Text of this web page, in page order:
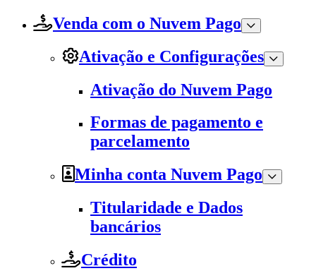
Venda com o Nuvem Pago
Ativação e Configurações
Ativação do Nuvem Pago
Formas de pagamento e
parcelamento
Minha conta Nuvem Pago
Titularidade e Dados
bancários
Crédito